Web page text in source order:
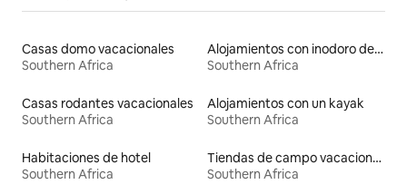
Casas domo vacacionales
Southern Africa
Alojamientos con inodoro de altura accesible
Southern Africa
Casas rodantes vacacionales
Southern Africa
Alojamientos con un kayak
Southern Africa
Habitaciones de hotel
Southern Africa
Tiendas de campo vacacionales
Southern Africa